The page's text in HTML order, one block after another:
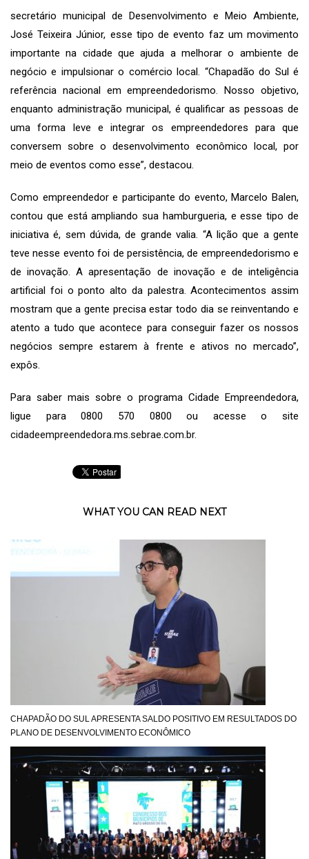
secretário municipal de Desenvolvimento e Meio Ambiente,
José Teixeira Júnior, esse tipo de evento faz um movimento
importante na cidade que ajuda a melhorar o ambiente de
negócio e impulsionar o comércio local. “Chapadão do Sul é
referência nacional em empreendedorismo. Nosso objetivo,
enquanto administração municipal, é qualificar as pessoas de
uma forma leve e integrar os empreendedores para que
conversem sobre o desenvolvimento econômico local, por
meio de eventos como esse”, destacou.
Como empreendedor e participante do evento, Marcelo Balen,
contou que está ampliando sua hamburgueria, e esse tipo de
iniciativa é, sem dúvida, de grande valia. “A lição que a gente
teve nesse evento foi de persistência, de empreendedorismo e
de inovação. A apresentação de inovação e de inteligência
artificial foi o ponto alto da palestra. Acontecimentos assim
mostram que a gente precisa estar todo dia se reinventando e
atento a tudo que acontece para conseguir fazer os nossos
negócios sempre estarem à frente e ativos no mercado”,
expôs.
Para saber mais sobre o programa Cidade Empreendedora,
ligue para 0800 570 0800 ou acesse o site
cidadeempreendedora.ms.sebrae.com.br.
WHAT YOU CAN READ NEXT
CHAPADÃO DO SUL APRESENTA SALDO POSITIVO EM RESULTADOS DO
PLANO DE DESENVOLVIMENTO ECONÔMICO